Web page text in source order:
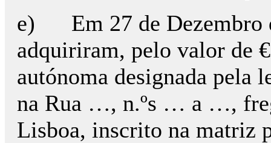
e) Em 27 de Dezembro
adquiriram, pelo valor de
autónoma designada pela
na Rua …, n.ºs … a …,
Lisboa, inscrito na matriz